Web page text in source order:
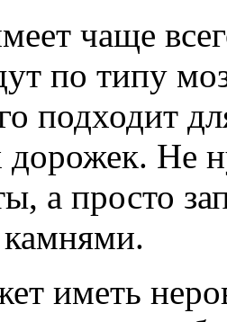
чаще
по типу
подходит
Не
а просто
иметь